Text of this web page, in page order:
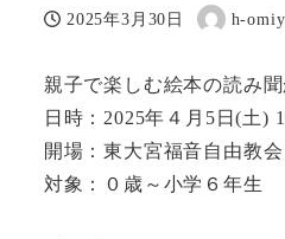
投稿日
2025年3月30日
著
h-
親子で楽しむ絵本の読み
日時：2025年４月5日(土)
開場：東大宮福音自由教
対象：０歳～小学６年生